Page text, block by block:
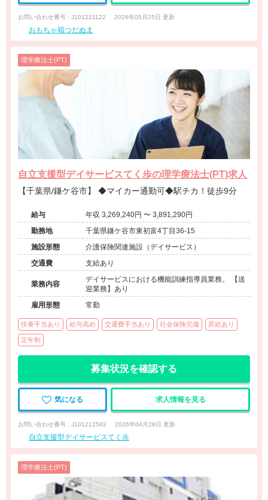
お問い合わせ番号 : J101221122 2026年05月25日 更新
おもちゃ箱つだぬま
理学療法士(PT)
自立支援型デイサービスてく歩の理学療法士(PT)求人
【千葉県/鎌ケ谷市】 ◆マイカー通勤可◆駅チカ！徒歩9分
給与
年収 3,269,240円 〜 3,891,290円
勤務地
千葉県鎌ケ谷市東初富4丁目36-15
施設形態
介護保険関連施設（デイサービス）
交通費
支給あり
業務内容
デイサービスにおける機能訓練指導員業務。 【送
迎業務】あり
雇用形態
常勤
扶養手当あり 給与高め 交通費手当あり 社会保険完備 昇給あり
定年制
募集状況を確認する
気になる 求人情報を見る
お問い合わせ番号 : J101212592 2026年04月28日 更新
自立支援型デイサービスてく歩
理学療法士(PT)